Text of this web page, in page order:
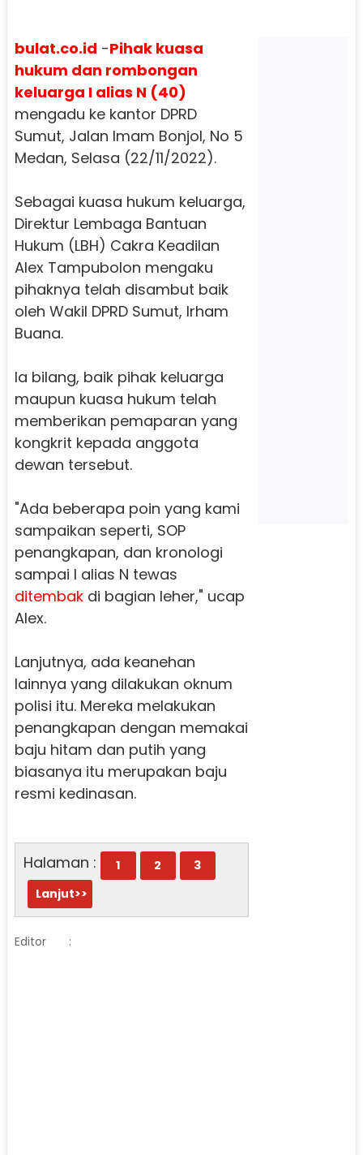
bulat.co.id -Pihak kuasa
hukum dan rombongan
keluarga I alias N (40)
mengadu ke kantor DPRD
Sumut, Jalan Imam Bonjol, No 5
Medan, Selasa (22/11/2022).
Sebagai kuasa hukum keluarga,
Direktur Lembaga Bantuan
Hukum (LBH) Cakra Keadilan
Alex Tampubolon mengaku
pihaknya telah disambut baik
oleh Wakil DPRD Sumut, Irham
Buana.
Ia bilang, baik pihak keluarga
maupun kuasa hukum telah
memberikan pemaparan yang
kongkrit kepada anggota
dewan tersebut.
"Ada beberapa poin yang kami
sampaikan seperti, SOP
penangkapan, dan kronologi
sampai I alias N tewas
ditembakdi bagian leher," ucap
Alex.
Lanjutnya, ada keanehan
lainnya yang dilakukan oknum
polisi itu. Mereka melakukan
penangkapan dengan memakai
baju hitam dan putih yang
biasanya itu merupakan baju
resmi kedinasan.
Halaman : 1 2
3
Lanjut>>
Editor :